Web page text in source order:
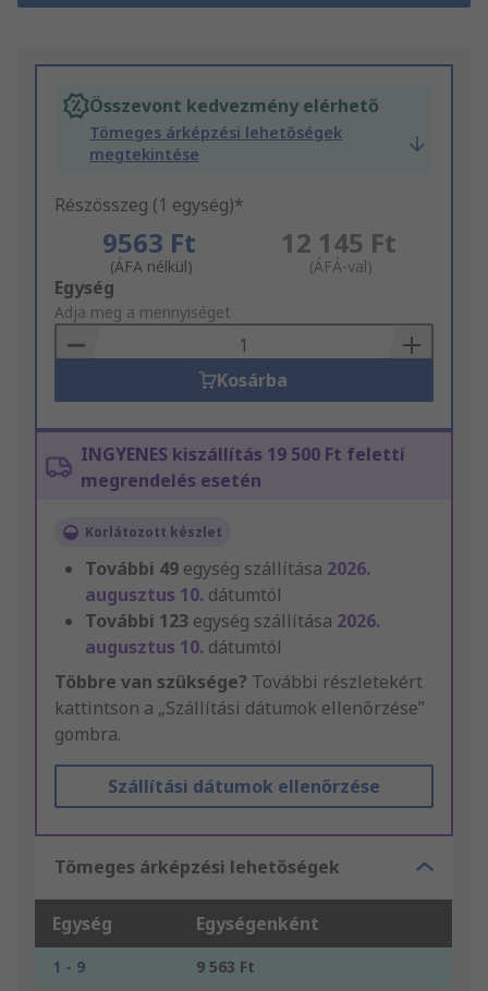
Összevont kedvezmény elérhető
Tömeges árképzési lehetőségek
megtekintése
Részösszeg (1 egység)*
9563 Ft
(ÁFA nélkül)
12 145 Ft
(ÁFÁ-val)
Add
to
Basket
Egység
Adja meg a mennyiséget
Kosárba
INGYENES kiszállítás 19 500 Ft feletti
megrendelés esetén
Korlátozott készlet
További 49 egység szállítása 2026.
augusztus 10. dátumtól
További 123 egység szállítása 2026.
augusztus 10. dátumtól
Többre van szüksége? További részletekért
kattintson a „Szállítási dátumok ellenőrzése”
gombra.
Szállítási dátumok ellenőrzése
Tömeges árképzési lehetőségek
Egység Egységenként
1 - 9
9 563 Ft